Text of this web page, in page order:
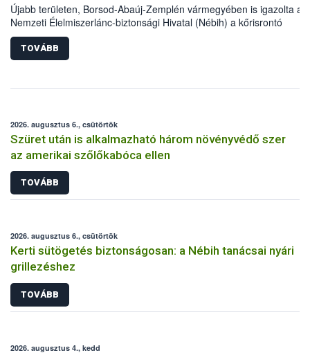
Újabb területen, Borsod-Abaúj-Zemplén vármegyében is igazolta a
Nemzeti Élelmiszerlánc-biztonsági Hivatal (Nébih) a kőrisrontó
karcsúdíszbogár (Agrilus planipennis) jelenlétét. A kártevőt nem
színcsapdában találták meg, de már fertőzött fában is
növényvédelmi szakemberek folytatják az intenzív felderítést,
megállítása érdekében.
TOVÁBB
2026. augusztus 6., csütörtök
Szüret után is alkalmazható három növényvédő szer
az amerikai szőlőkabóca ellen
TOVÁBB
2026. augusztus 6., csütörtök
Kerti sütögetés biztonságosan: a Nébih tanácsai nyári
grillezéshez
TOVÁBB
2026. augusztus 4., kedd